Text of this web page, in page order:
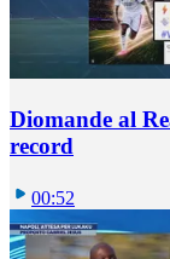
Diomande al
record
00:52